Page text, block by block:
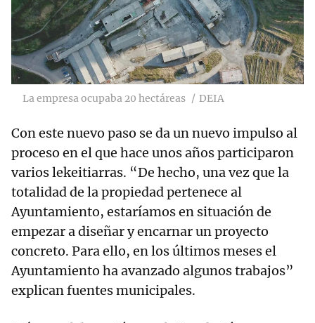
La empresa ocupaba 20 hectáreas DEIA
Con este nuevo paso se da un nuevo impulso al
proceso en el que hace unos años participaron
varios lekeitiarras. “De hecho, una vez que la
totalidad de la propiedad pertenece al
Ayuntamiento, estaríamos en situación de
empezar a diseñar y encarnar un proyecto
concreto. Para ello, en los últimos meses el
Ayuntamiento ha avanzado algunos trabajos”
explican fuentes municipales.